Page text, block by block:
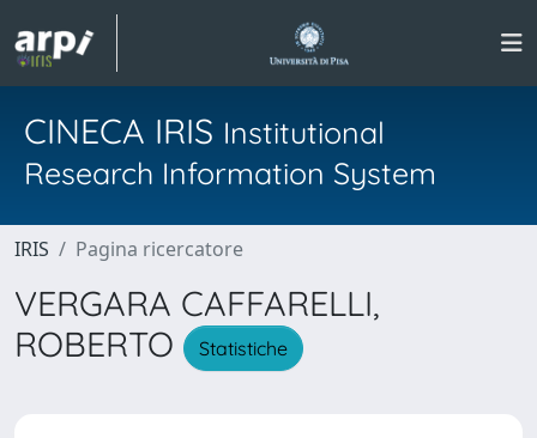
CINECA IRIS Institutional
Research Information System
IRIS Pagina ricercatore
VERGARA CAFFARELLI,
ROBERTO
Statistiche